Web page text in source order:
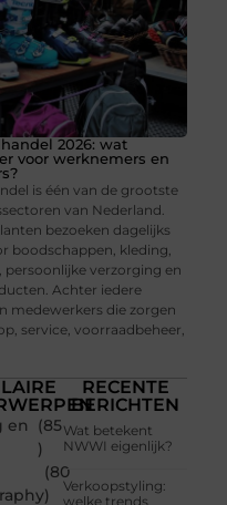
2026: wat
voor werknemers en
is één van de grootste
van Nederland.
bezoeken dagelijks
boodschappen, kleding,
persoonlijke verzorging en
Achter iedere
medewerkers die zorgen
service, voorraadbeheer,
en
(85
)
(80
)
RECENTE
BERICHTEN
Wat betekent
NWWI eigenlijk?
Verkoopstyling:
welke trends